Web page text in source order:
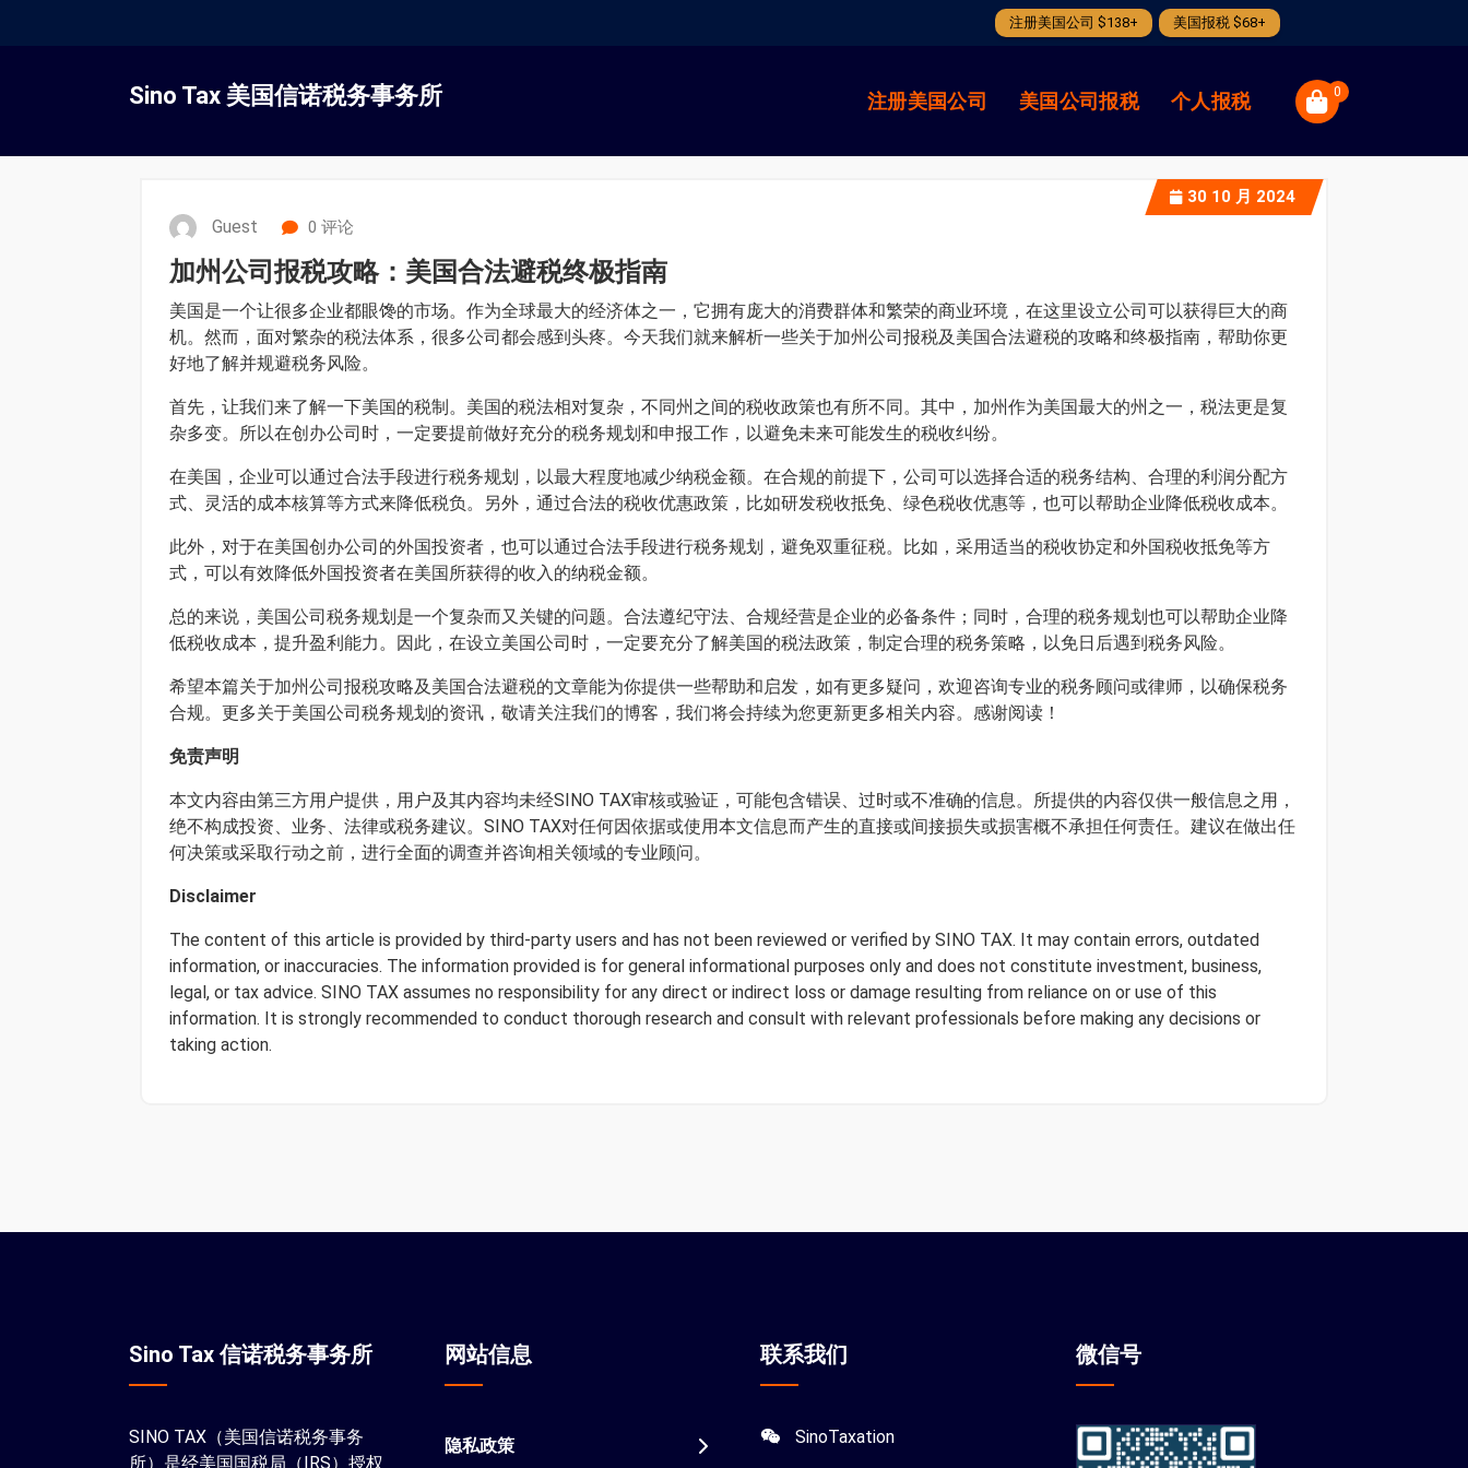
注册美国公司 $138+ 美国报税 $68+
容
Sino Tax 美国信诺税务事务所 注册美国公司 美国公司报税 个人报税 0
30 10 月 2024
Guest 0 评论
加州公司报税攻略：美国合法避税终极指南
美国是一个让很多企业都眼馋的市场。作为全球最大的经济体之一，它拥有庞大的消费群体和繁荣的商业环境，在这里设立公司可以获得巨大的商
机。然而，面对繁杂的税法体系，很多公司都会感到头疼。今天我们就来解析一些关于加州公司报税及美国合法避税的攻略和终极指南，帮助你更
好地了解并规避税务风险。
首先，让我们来了解一下美国的税制。美国的税法相对复杂，不同州之间的税收政策也有所不同。其中，加州作为美国最大的州之一，税法更是复
杂多变。所以在创办公司时，一定要提前做好充分的税务规划和申报工作，以避免未来可能发生的税收纠纷。
在美国，企业可以通过合法手段进行税务规划，以最大程度地减少纳税金额。在合规的前提下，公司可以选择合适的税务结构、合理的利润分配方
式、灵活的成本核算等方式来降低税负。另外，通过合法的税收优惠政策，比如研发税收抵免、绿色税收优惠等，也可以帮助企业降低税收成本。
此外，对于在美国创办公司的外国投资者，也可以通过合法手段进行税务规划，避免双重征税。比如，采用适当的税收协定和外国税收抵免等方
式，可以有效降低外国投资者在美国所获得的收入的纳税金额。
总的来说，美国公司税务规划是一个复杂而又关键的问题。合法遵纪守法、合规经营是企业的必备条件；同时，合理的税务规划也可以帮助企业降
低税收成本，提升盈利能力。因此，在设立美国公司时，一定要充分了解美国的税法政策，制定合理的税务策略，以免日后遇到税务风险。
希望本篇关于加州公司报税攻略及美国合法避税的文章能为你提供一些帮助和启发，如有更多疑问，欢迎咨询专业的税务顾问或律师，以确保税务
合规。更多关于美国公司税务规划的资讯，敬请关注我们的博客，我们将会持续为您更新更多相关内容。感谢阅读！
免责声明
本文内容由第三方用户提供，用户及其内容均未经SINO TAX审核或验证，可能包含错误、过时或不准确的信息。所提供的内容仅供一般信息之用，
绝不构成投资、业务、法律或税务建议。SINO TAX对任何因依据或使用本文信息而产生的直接或间接损失或损害概不承担任何责任。建议在做出任
何决策或采取行动之前，进行全面的调查并咨询相关领域的专业顾问。
Disclaimer
The content of this article is provided by third-party users and has not been reviewed or verified by SINO TAX. It may contain errors, outdated
information, or inaccuracies. The information provided is for general informational purposes only and does not constitute investment, business,
legal, or tax advice. SINO TAX assumes no responsibility for any direct or indirect loss or damage resulting from reliance on or use of this
information. It is strongly recommended to conduct thorough research and consult with relevant professionals before making any decisions or
taking action.
Sino Tax 信诺税务事务所
SINO TAX（美国信诺税务事务
所）是经美国国税局（IRS）授权
网站信息
隐私政策
联系我们
SinoTaxation
微信号